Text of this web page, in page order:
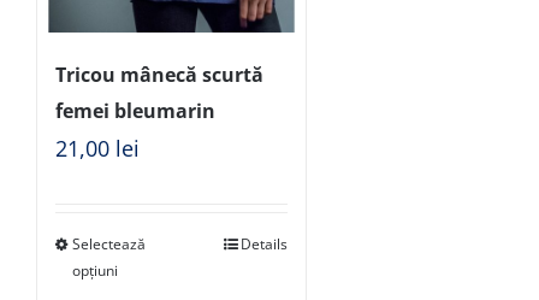
Tricou mânecă scurtă
femei bleumarin
21,00 lei
Selectează
opțiuni
Details